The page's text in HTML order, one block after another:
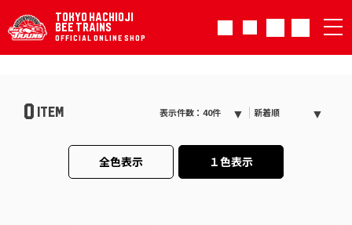
TOKYO HACHIOJI
BEE TRAINS
OFFICIAL ONLINE SHOP
0 ITEM 表示件数：40件 新着順
全色表示 １色表示